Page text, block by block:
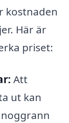
kostnaden
Här är
priset:
Att
ut kan